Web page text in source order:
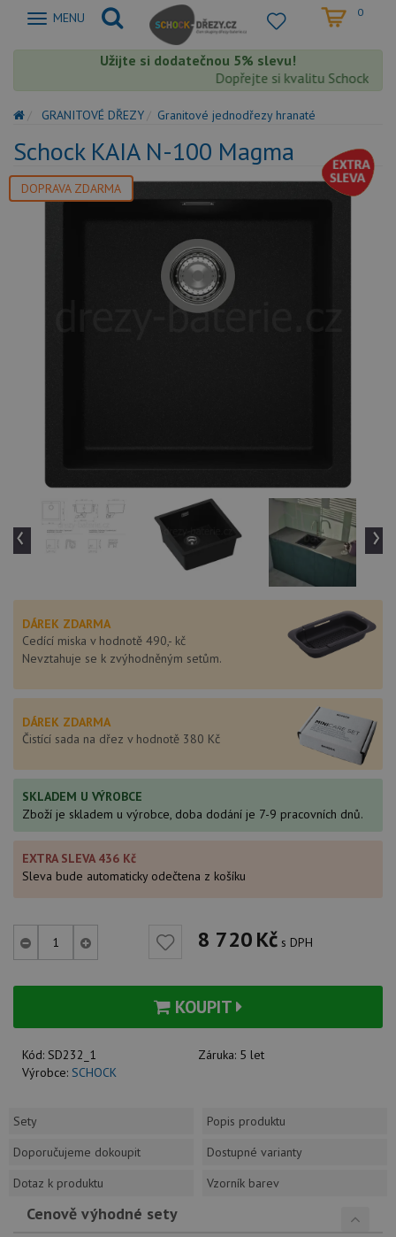
Zobrazit
MENU 0
Užijte si dodatečnou 5% slevu!
Dopřejte si kvalitu Schock s
GRANITOVÉ DŘEZY Granitové jednodřezy hranaté
Schock KAIA N-100 Magma
DOPRAVA ZDARMA
‹ ›
DÁREK ZDARMA
Cedící miska v hodnotě 490,- kč
Nevztahuje se k zvýhodněným setům.
DÁREK ZDARMA
Čistící sada na dřez v hodnotě 380 Kč
SKLADEM U VÝROBCE
Zboží je skladem u výrobce, doba dodání je 7-9 pracovních dnů.
EXTRA SLEVA 436 Kč
Sleva bude automaticky odečtena z košíku
8 720Kč s DPH
KOUPIT
Kód: SD232_1 Záruka: 5 let
Výrobce: SCHOCK
Sety
Popis produktu
Doporučujeme dokoupit
Dostupné varianty
Dotaz k produktu
Vzorník barev
Cenově výhodné sety